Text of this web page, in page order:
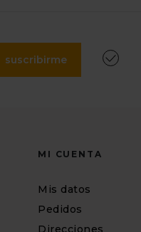
suscribirme
MI CUENTA
Mis datos
Pedidos
Direcciones